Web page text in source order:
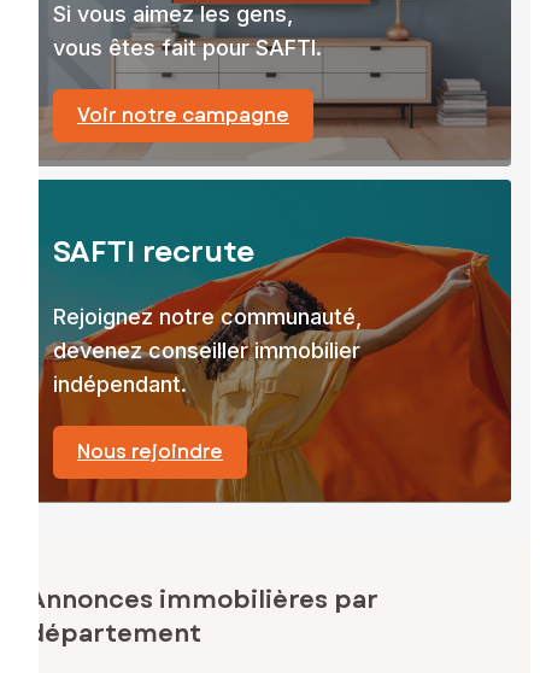
Si vous aimez les gens,
vous êtes fait pour SAFTI.
Voir notre campagne
SAFTI recrute
Rejoignez notre communauté,
devenez conseiller immobilier
indépendant.
Nous rejoindre
Annonces immobilières par
département